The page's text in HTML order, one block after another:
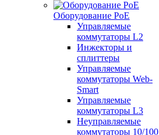
Оборудование PoE
Управляемые
коммутаторы L2
Инжекторы и
сплиттеры
Управляемые
коммутаторы Web-
Smart
Управляемые
коммутаторы L3
Неуправляемые
коммутаторы 10/100